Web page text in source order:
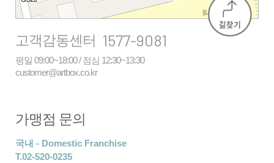
고객감동센터 1577-9081
평일 09:00~18:00 / 점심 12:30~13:30
customer@artbox.co.kr
가맹점 문의
국내 - Domestic Franchise
T.02-520-0235